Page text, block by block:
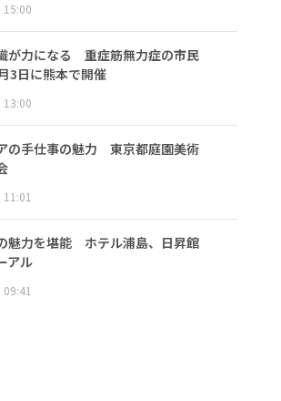
15:00
が力になる 重症筋無力症の市民
3日に熊本で開催
13:00
の手仕事の魅力 東京都庭園美術
魅力を堪能 ホテル浦島、日昇館
アル